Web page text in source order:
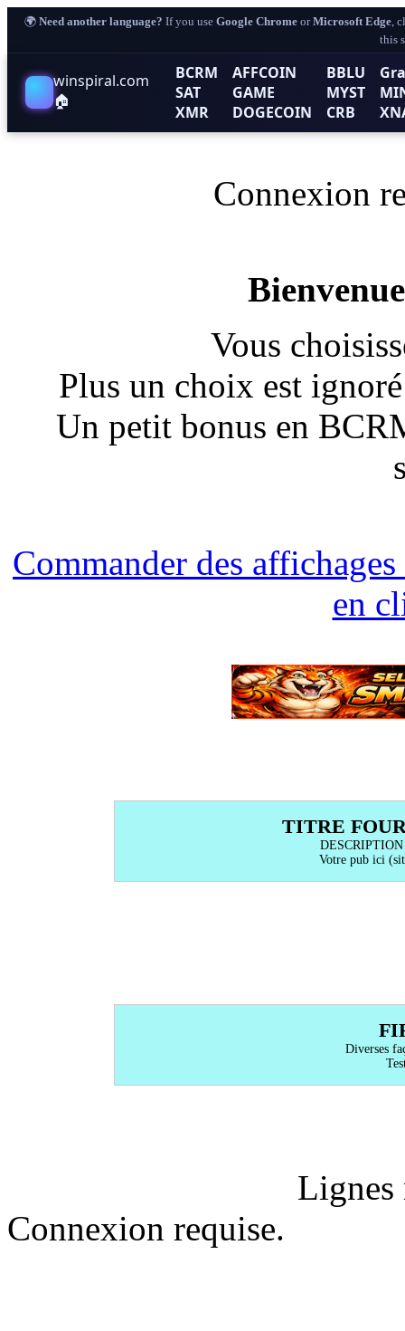
🌍 Need another language? If you use Google Chrome orMicrosoft Edge,
this
winspiral.com
🏠
BCRM
SAT
XMR
AFFCOIN
GAME
DOGECOIN
BBLU
MYST
CRB
Connexion
Vous
Plus un choix est
Un petit bonus en
Commander des
en
TITRE
Votre pub ici
Diverses
Lignes
Connexion requise.